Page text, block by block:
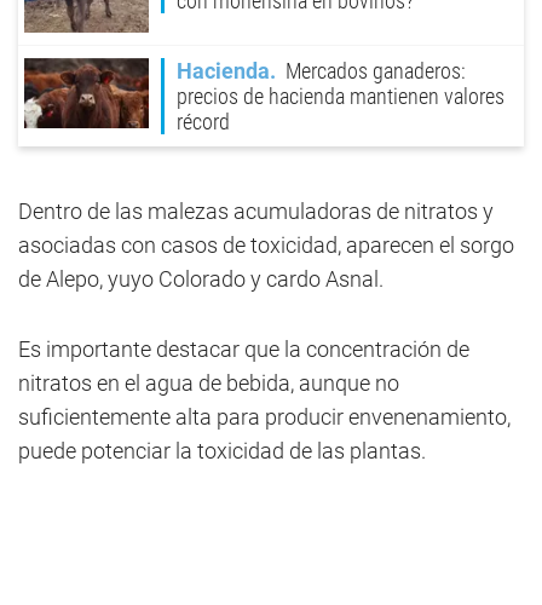
Hacienda
Mercados ganaderos:
precios de hacienda mantienen valores
récord
Dentro de las malezas acumuladoras de nitratos y
asociadas con casos de toxicidad, aparecen el sorgo
de Alepo, yuyo Colorado y cardo Asnal.
Es importante destacar que la concentración de
nitratos en el agua de bebida, aunque no
suficientemente alta para producir envenenamiento,
puede potenciar la toxicidad de las plantas.